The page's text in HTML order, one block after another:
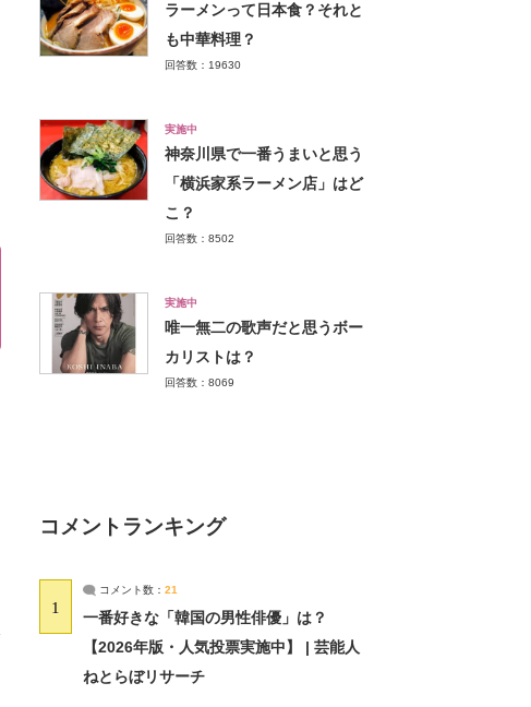
ラーメンって日本食？それと
も中華料理？
回答数：19630
実施中
神奈川県で一番うまいと思う
「横浜家系ラーメン店」はど
こ？
回答数：8502
実施中
唯一無二の歌声だと思うボー
カリストは？
回答数：8069
コメントランキング
1
コメント数： 21
一番好きな「韓国の男性俳優」は？
【2026年版・人気投票実施中】 | 芸能人
ねとらぼリサーチ